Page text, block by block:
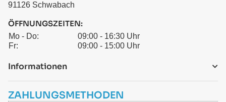
91126 Schwabach
ÖFFNUNGSZEITEN:
Mo - Do:
09:00 - 16:30 Uhr
Fr:
09:00 - 15:00 Uhr
Informationen
ZAHLUNGSMETHODEN